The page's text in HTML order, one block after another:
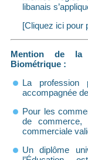
libanais
[Cliquez ici pour
Mention de la
Biométrique :
La profession
accompagnée
Pour les
de commerce,
commerciale
Un diplôme